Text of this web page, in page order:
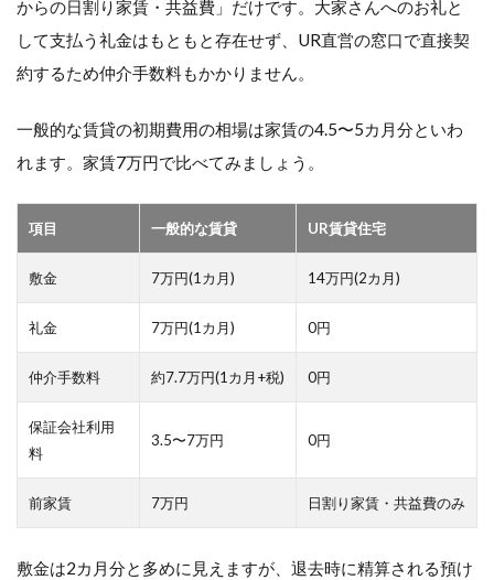
からの日割り家賃・共益費」だけです。大家さんへのお礼と
して支払う礼金はもともと存在せず、UR直営の窓口で直接契
約するため仲介手数料もかかりません。
一般的な賃貸の初期費用の相場は家賃の4.5〜5カ月分といわ
れます。家賃7万円で比べてみましょう。
項目 一般的な賃貸 UR賃貸住宅
敷金 7万円(1カ月) 14万円(2カ月)
礼金 7万円(1カ月) 0円
仲介手数料 約7.7万円(1カ月+税) 0円
保証会社利用
料
3.5〜7万円 0円
前家賃 7万円 日割り家賃・共益費のみ
敷金は2カ月分と多めに見えますが、退去時に精算される預け